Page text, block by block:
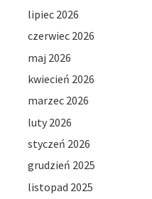
lipiec 2026
czerwiec 2026
maj 2026
kwiecień 2026
marzec 2026
luty 2026
styczeń 2026
grudzień 2025
listopad 2025